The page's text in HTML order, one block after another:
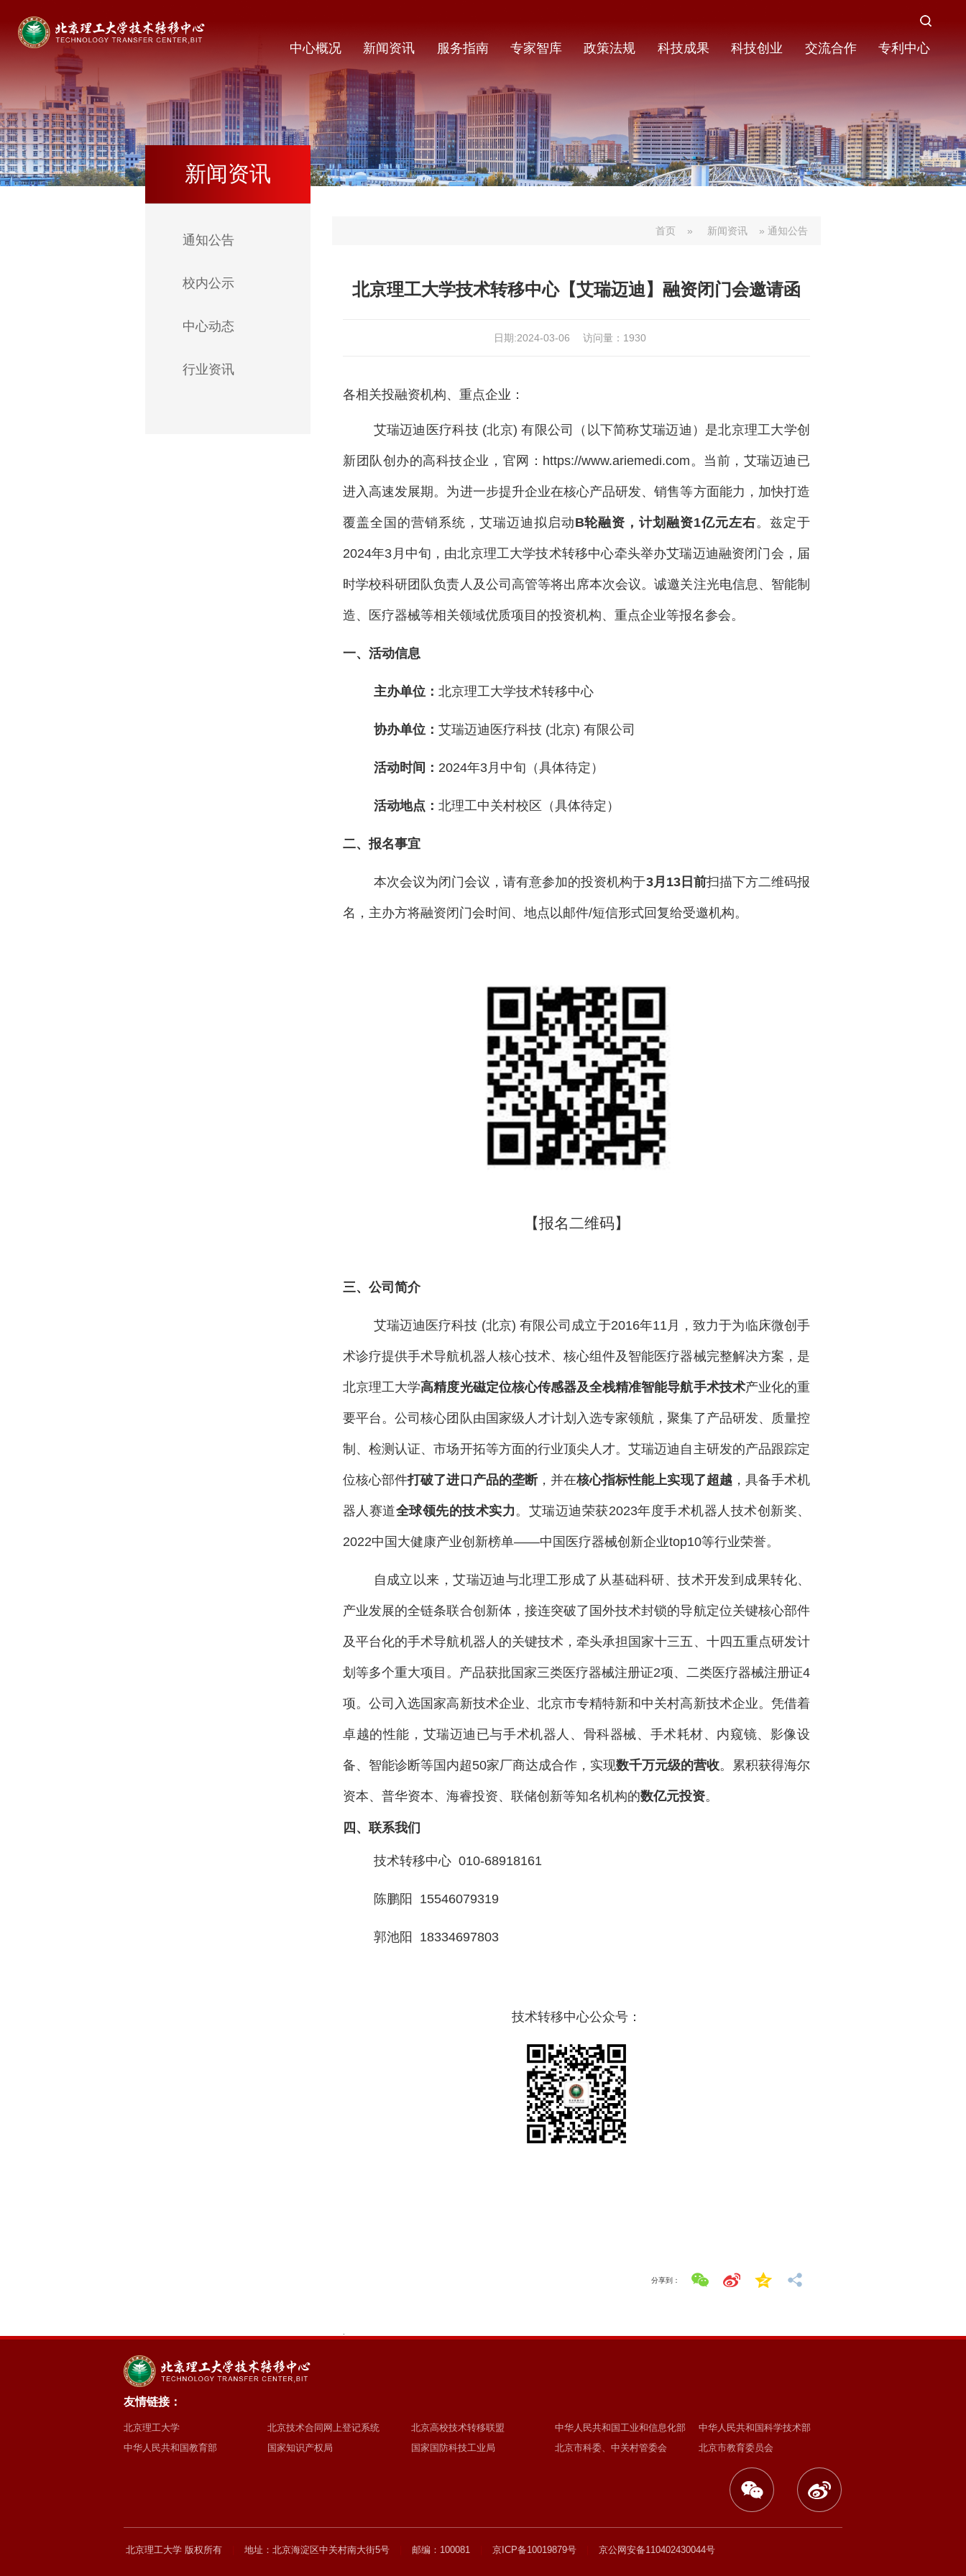
中心概况 新闻资讯 服务指南 专家智库 政策法规 科技成果 科技创业 交流合作 专利中心
新闻资讯
通知公告
校内公示
中心动态
行业资讯
首页 » 新闻资讯 » 通知公告
北京理工大学技术转移中心【艾瑞迈迪】融资闭门会邀请函
日期:2024-03-06 访问量： 1930
各相关投融资机构、重点企业：
艾瑞迈迪医疗科技 (北京) 有限公司（以下简称艾瑞迈迪）是北京理工大学创
新团队创办的高科技企业，官网：https://www.ariemedi.com。当前，艾瑞迈迪已
进入高速发展期。为进一步提升企业在核心产品研发、销售等方面能力，加快打造
覆盖全国的营销系统，艾瑞迈迪拟启动B轮融资，计划融资1亿元左右。兹定于
2024年3月中旬，由北京理工大学技术转移中心牵头举办艾瑞迈迪融资闭门会，届
时学校科研团队负责人及公司高管等将出席本次会议。诚邀关注光电信息、智能制
造、医疗器械等相关领域优质项目的投资机构、重点企业等报名参会。
一、活动信息
主办单位： 北京理工大学技术转移中心
协办单位： 艾瑞迈迪医疗科技 (北京) 有限公司
活动时间： 2024年3月中旬（具体待定）
活动地点： 北理工中关村校区（具体待定）
二、报名事宜
本次会议为闭门会议，请有意参加的投资机构于3月13日前扫描下方二维码报
名，主办方将融资闭门会时间、地点以邮件/短信形式回复给受邀机构。
【报名二维码】
三、公司简介
艾瑞迈迪医疗科技 (北京) 有限公司成立于2016年11月，致力于为临床微创手
术诊疗提供手术导航机器人核心技术、核心组件及智能医疗器械完整解决方案，是
北京理工大学高精度光磁定位核心传感器及全栈精准智能导航手术技术产业化的重
要平台。公司核心团队由国家级人才计划入选专家领航，聚集了产品研发、质量控
制、检测认证、市场开拓等方面的行业顶尖人才。艾瑞迈迪自主研发的产品跟踪定
位核心部件打破了进口产品的垄断，并在核心指标性能上实现了超越，具备手术机
器人赛道全球领先的技术实力 。艾瑞迈迪荣获2023年度手术机器人技术创新奖、
2022中国大健康产业创新榜单——中国医疗器械创新企业top10等行业荣誉。
自成立以来，艾瑞迈迪与北理工形成了从基础科研、技术开发到成果转化、
产业发展的全链条联合创新体，接连突破了国外技术封锁的导航定位关键核心部件
及平台化的手术导航机器人的关键技术，牵头承担国家十三五、十四五重点研发计
划等多个重大项目。产品获批国家三类医疗器械注册证2项、二类医疗器械注册证4
项。公司入选国家高新技术企业、北京市专精特新和中关村高新技术企业。凭借着
卓越的性能，艾瑞迈迪已与手术机器人、骨科器械、手术耗材、内窥镜、影像设
备、智能诊断等国内超50家厂商达成合作，实现数千万元级的营收。累积获得海尔
资本、普华资本、海睿投资、联储创新等知名机构的数亿元投资。
四、联系我们
技术转移中心 010-68918161
陈鹏阳 15546079319
郭池阳 18334697803
技术转移中心公众号：
分享到：
友情链接：
北京理工大学 北京技术合同网上登记系统 北京高校技术转移联盟 中华人民共和国工业和信息化部
中华人民共和国科学技术部
中华人民共和国教育部
国家知识产权局 国家国防科技工业局 北京市科委、中关村管委会 北京市教育委员会
北京理工大学 版权所有 地址：北京海淀区中关村南大街5号 邮编：100081 京ICP备10019879号 京公网安备110402430044号